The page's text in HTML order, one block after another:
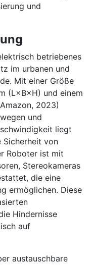
und
betriebenes
im urbanen und
Mit einer Größe
(L×B×H) und einem
2023)
und
liegt
Sicherheit von
Roboter ist mit
Stereokameras
die eine
ermöglichen. Diese
Hindernisse
auf
austauschbare